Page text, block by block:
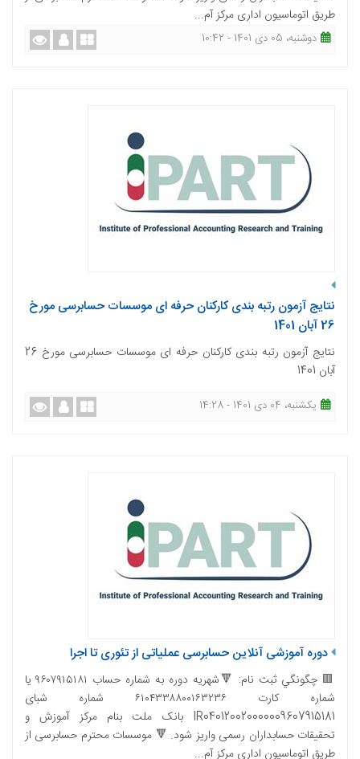
طریق اتوماسیون اداری مرکز آم...
دوشنبه، 05 دی 1401 - 10:42
نتایج آزمون رتبه بندی کارکنان حرفه ای موسسات حسابرسی مورخ
26 آبان 1401
نتایج آزمون رتبه بندی کارکنان حرفه ای موسسات حسابرسی مورخ 26
آبان 1401
یکشنبه، 04 دی 1401 - 14:28
دوره آموزشی آنلاین حسابرسی عملیاتی از تئوری تا اجرا
🟥 چگونگي ثبت نام: 🔻شهریه دوره به شماره حساب ۹۶۰۷۹۱۵۱۸۱ یا
شماره کارت ۶۱۰۴۳۳۸۸۰۰۱۶۳۲۳۶ شماره شبای
IR040120020000009607915181 بانک ملت بنام مرکز آموزش و
تحقیقات حسابداران رسمی واریز شود. 🔻 موسسات محترم حسابرسی از
طریق اتوماسیون اداری مرکز آم...